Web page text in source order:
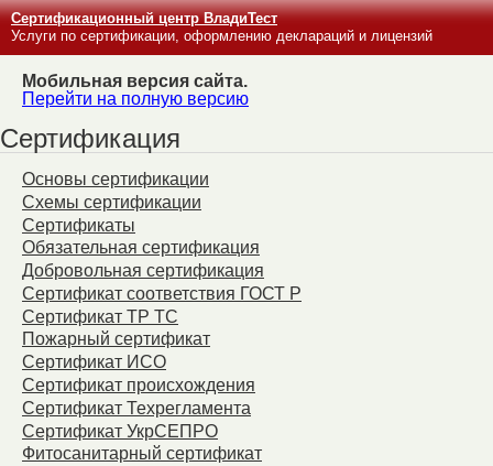
Сертификационный центр ВладиТест
Услуги по сертификации, оформлению деклараций и лицензий
Мобильная версия сайта.
Перейти на полную версию
Сертификация
Основы сертификации
Схемы сертификации
Сертификаты
Обязательная сертификация
Добровольная сертификация
Сертификат соответствия ГОСТ Р
Сертификат ТР ТС
Пожарный сертификат
Сертификат ИСО
Сертификат происхождения
Сертификат Техрегламента
Сертификат УкрСЕПРО
Фитосанитарный сертификат